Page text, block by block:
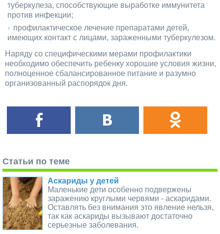
туберкулеза, способствующие выработке иммунитета
против инфекции;
профилактическое лечение препаратами детей,
имеющих контакт с лицами, зараженными туберкулезом.
Наряду со специфическими мерами профилактики
необходимо обеспечить ребенку хорошие условия жизни,
полноценное сбалансированное питание и разумно
организованный распорядок дня.
Статьи по теме
Аскариды у детей
Маленькие дети особенно подвержены
заражению круглыми червями - аскаридами.
Оставлять без внимания это явление нельзя,
так как аскариды вызывают достаточно
серьезные заболевания.